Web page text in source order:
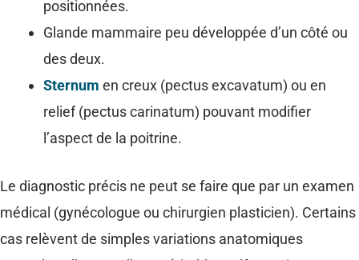
positionnées.
Glande mammaire peu développée d’un côté ou
des deux.
Sternum en creux (pectus excavatum) ou en
relief (pectus carinatum) pouvant modifier
l’aspect de la poitrine.
Le diagnostic précis ne peut se faire que par un examen
médical (gynécologue ou chirurgien plasticien). Certains
cas relèvent de simples variations anatomiques